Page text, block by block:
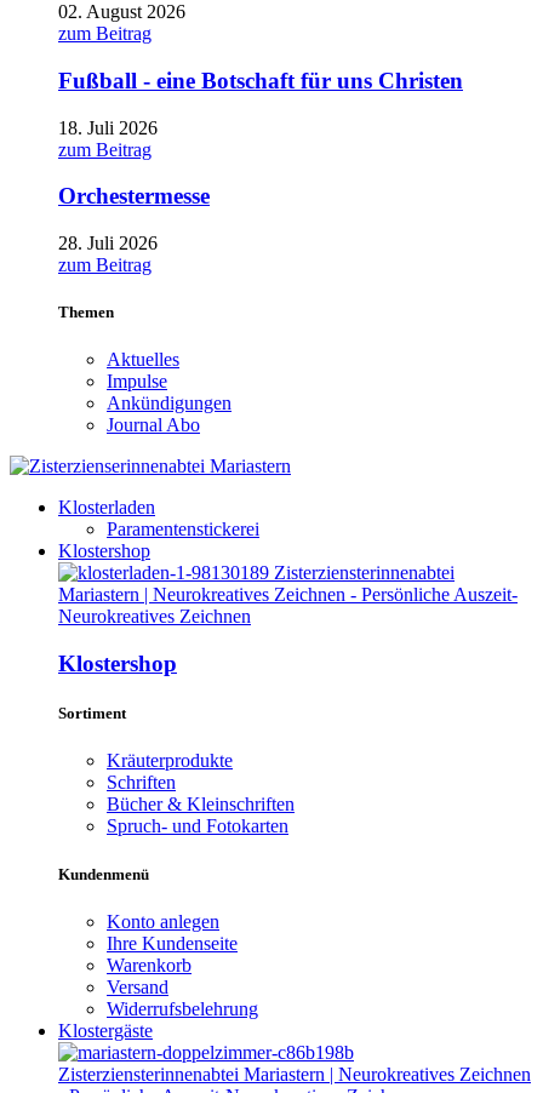
02. August 2026
zum Beitrag
Fußball - eine Botschaft für uns Christen
18. Juli 2026
zum Beitrag
Orchestermesse
28. Juli 2026
zum Beitrag
Themen
Aktuelles
Impulse
Ankündigungen
Journal Abo
Klosterladen
Paramentenstickerei
Klostershop
Klostershop
Sortiment
Kräuterprodukte
Schriften
Bücher & Kleinschriften
Spruch- und Fotokarten
Kundenmenü
Konto anlegen
Ihre Kundenseite
Warenkorb
Versand
Widerrufsbelehrung
Klostergäste